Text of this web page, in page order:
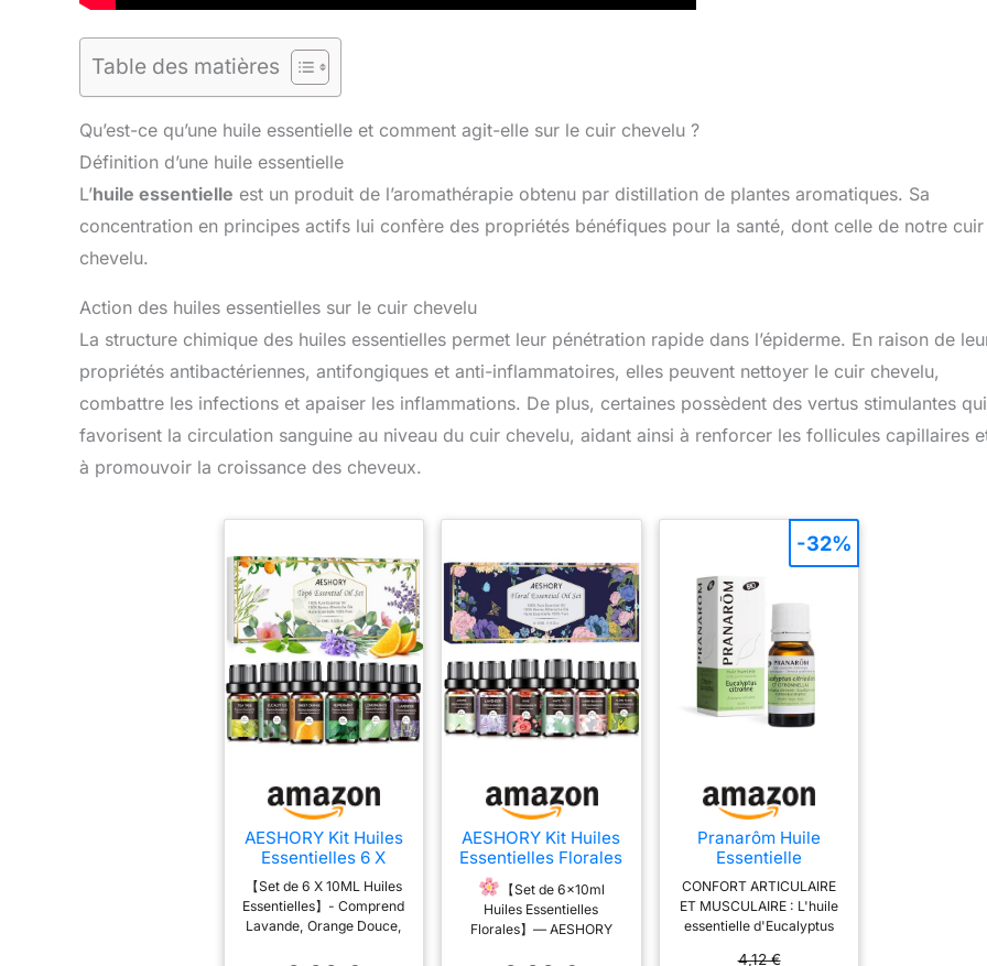
Table des matières
Qu’est-ce qu’une huile essentielle et comment agit-elle sur le cuir chevelu ?
Définition d’une huile essentielle
L’huile essentielle est un produit de l’aromathérapie obtenu par distillation de plantes aromatiques. Sa
concentration en principes actifs lui confère des propriétés bénéfiques pour la santé, dont celle de notre cuir
chevelu.
Action des huiles essentielles sur le cuir chevelu
La structure chimique des huiles essentielles permet leur pénétration rapide dans l’épiderme. En raison de
propriétés antibactériennes, antifongiques et anti-inflammatoires, elles peuvent nettoyer le cuir chevelu,
combattre les infections et apaiser les inflammations. De plus, certaines possèdent des vertus stimulantes qui
favorisent la circulation sanguine au niveau du cuir chevelu, aidant ainsi à renforcer les follicules capillaires
à promouvoir la croissance des cheveux.
AESHORY Kit Huiles
Essentielles 6 X
10ML, Huiles
Essentielles
Aromathérapie
Naturelle pour
【Set de 6 X 10ML Huiles
Essentielles】- Comprend
Lavande, Orange Douce,
AESHORY Kit Huiles
Essentielles Florales
Aromathérapie
6x10ML, Huiles
Essentielles Florales
100% Naturelle pour
【Set de 6x10ml
Huiles Essentielles
Florales】— AESHORY
Pranarôm Huile
Essentielle
Eucalyptus Citronné
HECT 10 ml
CONFORT ARTICULAIRE
ET MUSCULAIRE : L'huile
essentielle d'Eucalyptus
4,12 €
-32%